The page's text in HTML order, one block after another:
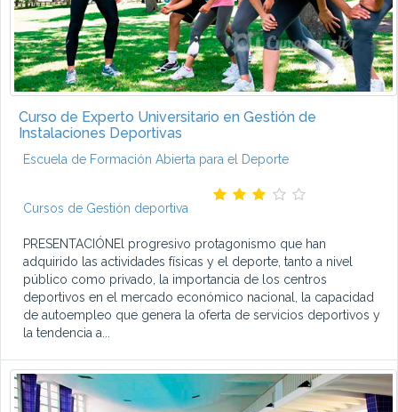
Curso de Experto Universitario en Gestión de
Instalaciones Deportivas
Escuela de Formación Abierta para el Deporte
Cursos de Gestión deportiva
PRESENTACIÓNEl progresivo protagonismo que han
adquirido las actividades físicas y el deporte, tanto a nivel
público como privado, la importancia de los centros
deportivos en el mercado económico nacional, la capacidad
de autoempleo que genera la oferta de servicios deportivos y
la tendencia a...